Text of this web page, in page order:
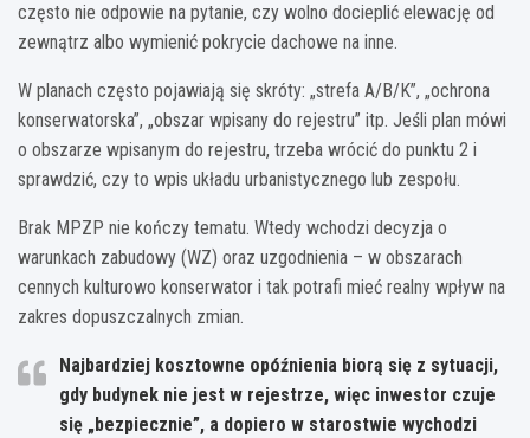
często nie odpowie na pytanie, czy wolno docieplić elewację od
zewnątrz albo wymienić pokrycie dachowe na inne.
W planach często pojawiają się skróty: „strefa A/B/K”, „ochrona
konserwatorska”, „obszar wpisany do rejestru” itp. Jeśli plan mówi
o obszarze wpisanym do rejestru, trzeba wrócić do punktu 2 i
sprawdzić, czy to wpis układu urbanistycznego lub zespołu.
Brak MPZP nie kończy tematu. Wtedy wchodzi decyzja o
warunkach zabudowy (WZ) oraz uzgodnienia – w obszarach
cennych kulturowo konserwator i tak potrafi mieć realny wpływ na
zakres dopuszczalnych zmian.
Najbardziej kosztowne opóźnienia biorą się z sytuacji,
gdy budynek nie jest w rejestrze, więc inwestor czuje
się „bezpiecznie”, a dopiero w starostwie wychodzi